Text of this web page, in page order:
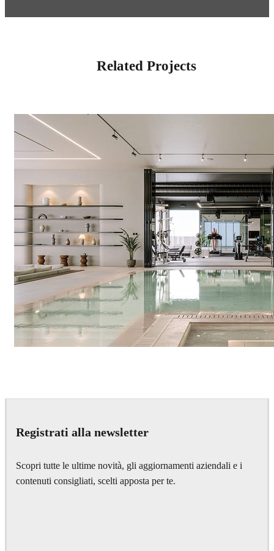
Related Projects
Registrati alla newsletter
Scopri tutte le ultime novità, gli aggiornamenti aziendali e i
contenuti consigliati, scelti apposta per te.